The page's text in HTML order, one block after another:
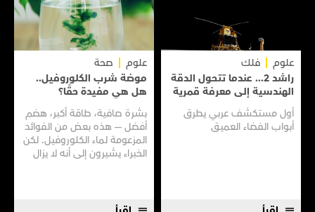
علوم
فلك
راشد 2... عندما تتحول الدقة
الهندسية إلى معرفة قمرية
أول مستكشف عربي يطرق
أبواب الفضاء العميق
علوم
صحة
موضة شرب الكلوروفيل..
هل هي مفيدة حقًا؟
بشرة صافية، طاقة أكبر، هضم
أفضل — هذه بعض من الفوائد
المزعومة لماء الكلوروفيل. لكن
الخبراء يشيرون إلى أنه لا يزال